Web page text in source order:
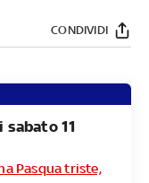
CONDIVIDI
11
Pasqua triste,